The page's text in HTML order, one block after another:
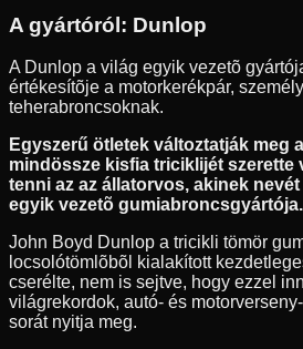
A gyártóról: Dunlop
A Dunlop a világ egyik vezetõ
értékesítõje a motorkerékpár,
teherabroncsoknak.
Egyszerű ötletek változtatják meg
mindössze kisfia triciklijét szerette
tenni az az állatorvos, akinek
egyik vezetõ gumiabroncsgyártója.
John Boyd Dunlop a tricikli tömör
locsolótömlõbõl kialakított
cserélte, nem is sejtve, hogy ezzel
világrekordok, autó- és
sorát nyitja meg.